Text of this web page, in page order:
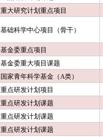
重大研究计划重点项目
基础科学中心项目（骨干）
基金委重点项目
基金委重大项目课题
国家青年科学基金（A类）
重点研发计划项目
重点研发计划课题
重点研发计划课题
重点研发计划课题